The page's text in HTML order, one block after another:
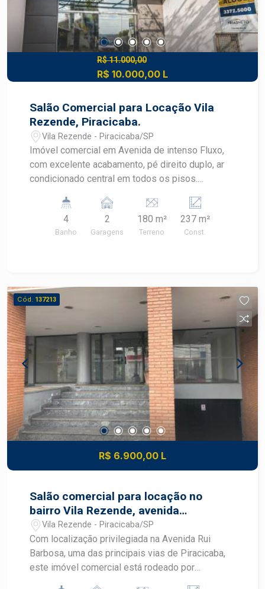
R$ 11.000,00
R$ 10.000,00 L
Salão Comercial para Locação Vila
Rezende, Piracicaba.
Vila Rezende - Piracicaba/SP
Imóvel comercial em Avenida de intenso Fluxo,
com excelente acabamento, pé direito duplo, ar
condicionado central em todos os pisos.
para clientes, copa. Divisórias em Dry Wall.
Segundo piso 3 salas com divisórias de vidro e
com ar condicionado, salão com ar condicionado
4
Banho
2
Garagens
180 m²
Terreno
237 m²
Const.
Cód. 137213
R$ 6.900,00 L
Salão comercial para locação no
bairro Vila Rezende, avenida
movimentada
Vila Rezende - Piracicaba/SP
Com localização privilegiada na Avenida Rui
Barbosa, uma das principais vias de Piracicaba,
este imóvel comercial está rodeado por